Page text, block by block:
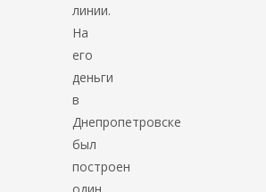
линии.
На
его
деньги
в
Днепропетровске
был
построен